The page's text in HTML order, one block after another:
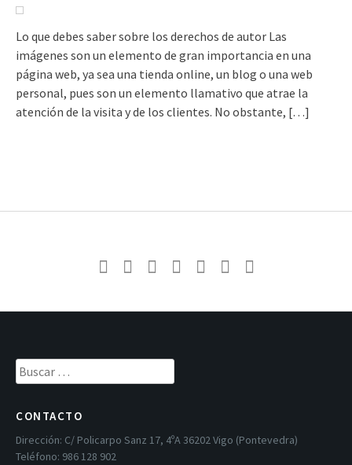
Lo que debes saber sobre los derechos de autor Las
imágenes son un elemento de gran importancia en una
página web, ya sea una tienda online, un blog o una web
personal, pues son un elemento llamativo que atrae la
atención de la visita y de los clientes. No obstante, […]
Buscar:
CONTACTO
Dirección: C/ Policarpo Sanz 17, 4ºA 36202 Vigo (Pontevedra)
Teléfono: 986 128 902